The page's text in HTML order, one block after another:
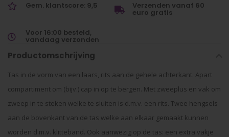
Gem. klantscore: 9,5 Verzenden vanaf 60
euro gratis
Voor 16:00 besteld,
vandaag verzonden
Productomschrijving
Tas in de vorm van een laars, rits aan de gehele achterkant. Apart
compartiment om (bijv.) cap in op te bergen. Met zweeplus en vak om
zweep in te steken welke te sluiten is d.m.v. een rits. Twee hengsels
aan de bovenkant van de tas welke aan elkaar gemaakt kunnen
worden d.m.v. klitteband. Ook aanwezig op de tas: een extra vakje